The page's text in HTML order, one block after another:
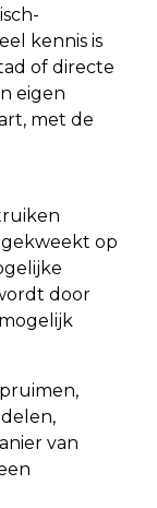
kennis is
of directe
eigen
met de
op
door
van